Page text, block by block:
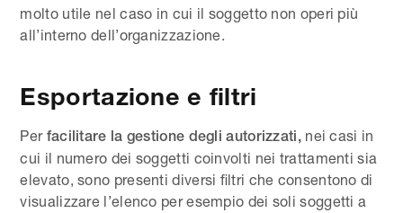
molto utile nel caso in cui il soggetto non operi più
all’interno dell’organizzazione.
Esportazione e filtri
Per facilitare la gestione degli autorizzati, nei casi in
cui il numero dei soggetti coinvolti nei trattamenti sia
elevato, sono presenti diversi filtri che consentono di
visualizzare l’elenco per esempio dei soli soggetti a